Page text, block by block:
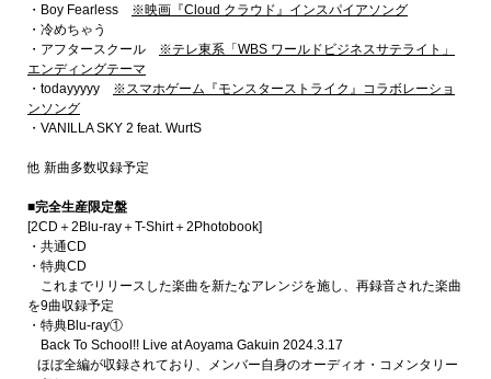
・Boy Fearless ※映画『Cloud クラウド』インスパイアソング
・冷めちゃう
・アフタースクール ※テレ東系「WBS ワールドビジネスサテライト」
エンディングテーマ
・todayyyyy ※スマホゲーム『モンスターストライク』コラボレーショ
ンソング
・VANILLA SKY 2 feat. WurtS
他 新曲多数収録予定
■完全生産限定盤
[2CD＋2Blu-ray＋T-Shirt＋2Photobook]
・共通CD
・特典CD
これまでリリースした楽曲を新たなアレンジを施し、再録音された楽曲
を9曲収録予定
・特典Blu-ray①
Back To School!! Live at Aoyama Gakuin 2024.3.17
ほぼ全編が収録されており、メンバー自身のオーディオ・コメンタリー